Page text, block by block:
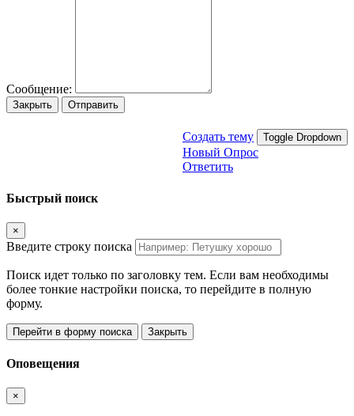
Сообщение:
Закрыть Отправить
Создать тему Toggle Dropdown
Новый Опрос
Ответить
Быстрый поиск
×
Введите строку поиска
Поиск идет только по заголовку тем. Если вам необходимы
более тонкие настройки поиска, то перейдите в полную
форму.
Перейти в форму поиска Закрыть
Оповещения
×